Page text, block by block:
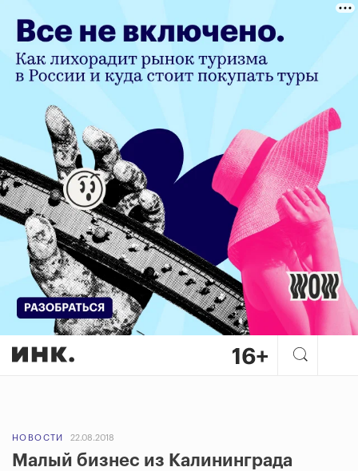
НОВОСТИ 22.08.2018
Малый бизнес из Калининграда